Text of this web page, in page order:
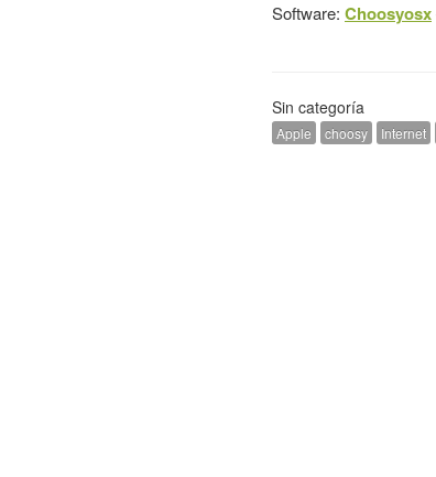
Software: Choosyosx
Sin categoría
Apple choosy Internet